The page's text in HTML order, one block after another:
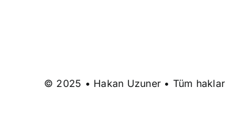
© 2025 • Hakan Uzuner • Tüm